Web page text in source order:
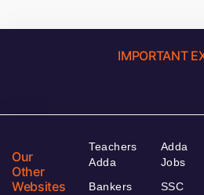
IMPORTANT
Our
Other
Websites
Teachers
Adda
Bankers
Adda
Jobs
SSC